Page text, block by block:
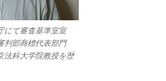
て審査基準室室
判部商標代表部門
法科大学院教授を歴